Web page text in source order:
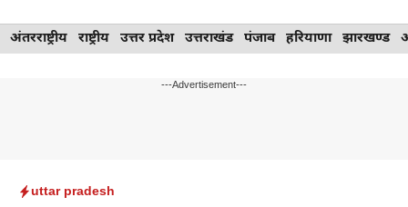
Skip
to
अंतरराष्ट्रीय राष्ट्रीय उत्तर प्रदेश उत्तराखंड पंजाब हरियाणा झारखण्ड
---Advertisement---
uttar pradesh